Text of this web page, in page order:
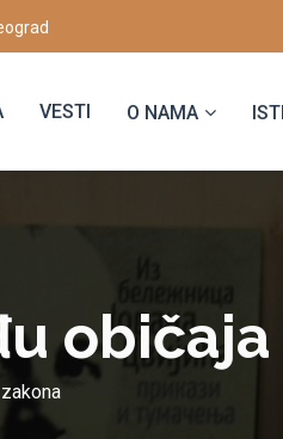
VESTI O NAMA
običаjа